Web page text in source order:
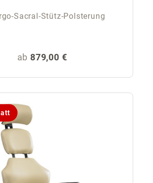
Sacral-Stütz-Polsterung
Regulärer Preis:
ab 879,00 €